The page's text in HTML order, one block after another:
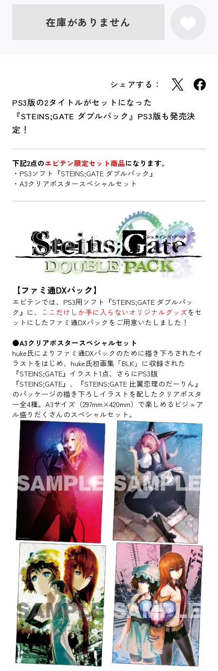
在庫がありません
シェアする：
PS3版の2タイトルがセットになった
『STEINS;GATE ダブルパック』PS3版も発売決
定！
下記2点のエビテン限定セット商品になります。
・PS3ソフト『STEINS;GATE ダブルパック』
・A3クリアポスタースペシャルセット
【ファミ通DXパック】
エビテンでは、PS3用ソフト『STEINS;GATE ダブルパッ
ク』に、
ここだけしか手に入らないオリジナルグッズをセ
ットにしたファミ通DXパックをご用意いたしました！
●A3クリアポスタースペシャルセット
huke氏によりファミ通DXパックのために描き下ろされたイ
ラストをはじめ、huke氏初画集「BLK」に収録された
『STEINS;GATE』イラスト1点、さらにPS3版
『STEINS;GATE』、『STEINS;GATE 比翼恋理のだーりん』
のパッケージの描き下ろしイラストを配したクリアポスタ
ー全4種。A3サイズ（297mm×420mm）で楽しめるビジュア
ル盛りだくさんのスペシャルセット。